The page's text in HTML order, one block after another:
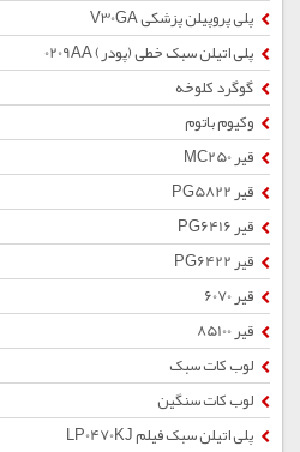
پلی پروپیلن پزشکی V30GA
پلی اتیلن سبک خطی (پودر) 0209AA
گوگرد کلوخه
وکیوم باتوم
قیر MC250
قیر PG5822
قیر PG6416
قیر PG6422
قیر 6070
قیر 85100
لوب کات سبک
لوب کات سنگین
پلی اتیلن سبک فیلم LP0470KJ